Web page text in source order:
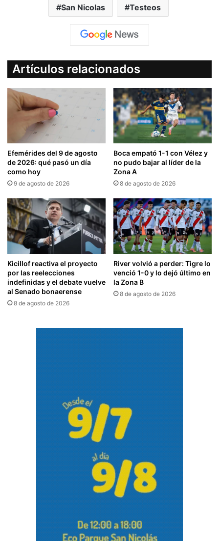
San Nicolas Testeos
Artículos relacionados
Efemérides del 9 de agosto
de 2026: qué pasó un día
como hoy
9 de agosto de 2026
Boca empató 1-1 con Vélez y
no pudo bajar al líder de la
Zona A
8 de agosto de 2026
Kicillof reactiva el proyecto
por las reelecciones
indefinidas y el debate vuelve
al Senado bonaerense
8 de agosto de 2026
River volvió a perder: Tigre lo
venció 1-0 y lo dejó último en
la Zona B
8 de agosto de 2026